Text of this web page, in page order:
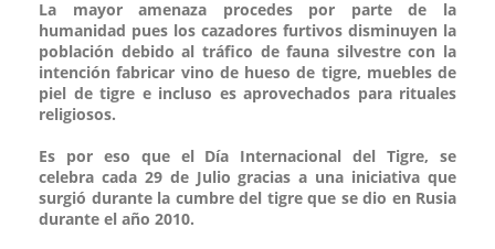
La mayor amenaza procedes por parte de la
humanidad pues los cazadores furtivos disminuyen la
población debido al tráfico de fauna silvestre con la
intención fabricar vino de hueso de tigre, muebles de
piel de tigre e incluso es aprovechados para rituales
religiosos.
Es por eso que el Día Internacional del Tigre, se
celebra cada 29 de Julio gracias a una iniciativa que
surgió durante la cumbre del tigre que se dio en Rusia
durante el año 2010.